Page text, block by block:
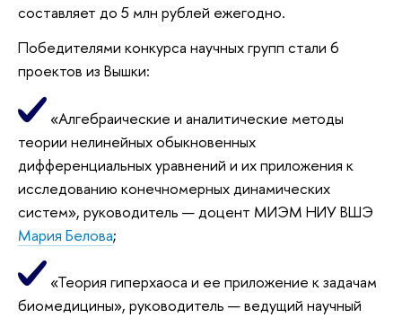
составляет до 5 млн рублей ежегодно.
Победителями конкурса научных групп стали 6
проектов из Вышки:
«Алгебраические и аналитические методы
теории нелинейных обыкновенных
дифференциальных уравнений и их приложения к
исследованию конечномерных динамических
систем», руководитель — доцент МИЭМ НИУ ВШЭ
Мария Белова;
«Теория гиперхаоса и ее приложение к задачам
биомедицины», руководитель — ведущий научный